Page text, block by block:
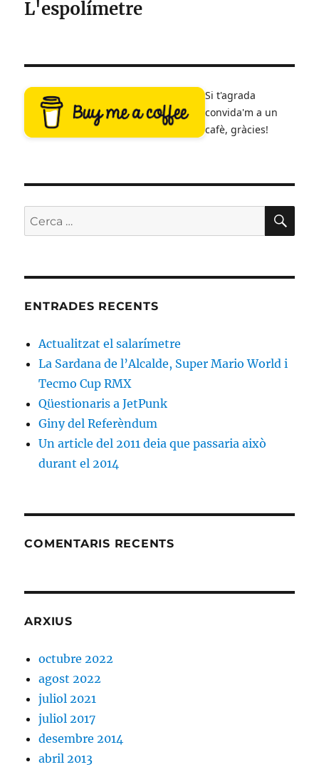
L'espolímetre
Si t'agrada
convida'm a un
cafè, gràcies!
Cerca:
ENTRADES RECENTS
Actualitzat el salarímetre
La Sardana de l’Alcalde, Super Mario World i
Tecmo Cup RMX
Qüestionaris a JetPunk
Giny del Referèndum
Un article del 2011 deia que passaria això
durant el 2014
COMENTARIS RECENTS
ARXIUS
octubre 2022
agost 2022
juliol 2021
juliol 2017
desembre 2014
abril 2013